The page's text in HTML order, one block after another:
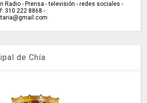
Radio - Prensa - televisión - redes sociales -
310 222 8868 -
de Chía